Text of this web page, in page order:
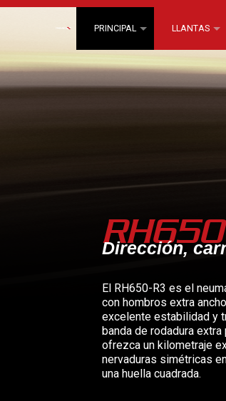
PRINCIPAL LLANTAS
Dirección,
El RH650-R3 es el
con hombros extra
excelente estabilidad y
banda de rodadura
ofrezca un kilometraje
nervaduras simétricas
una huella cuadrada.